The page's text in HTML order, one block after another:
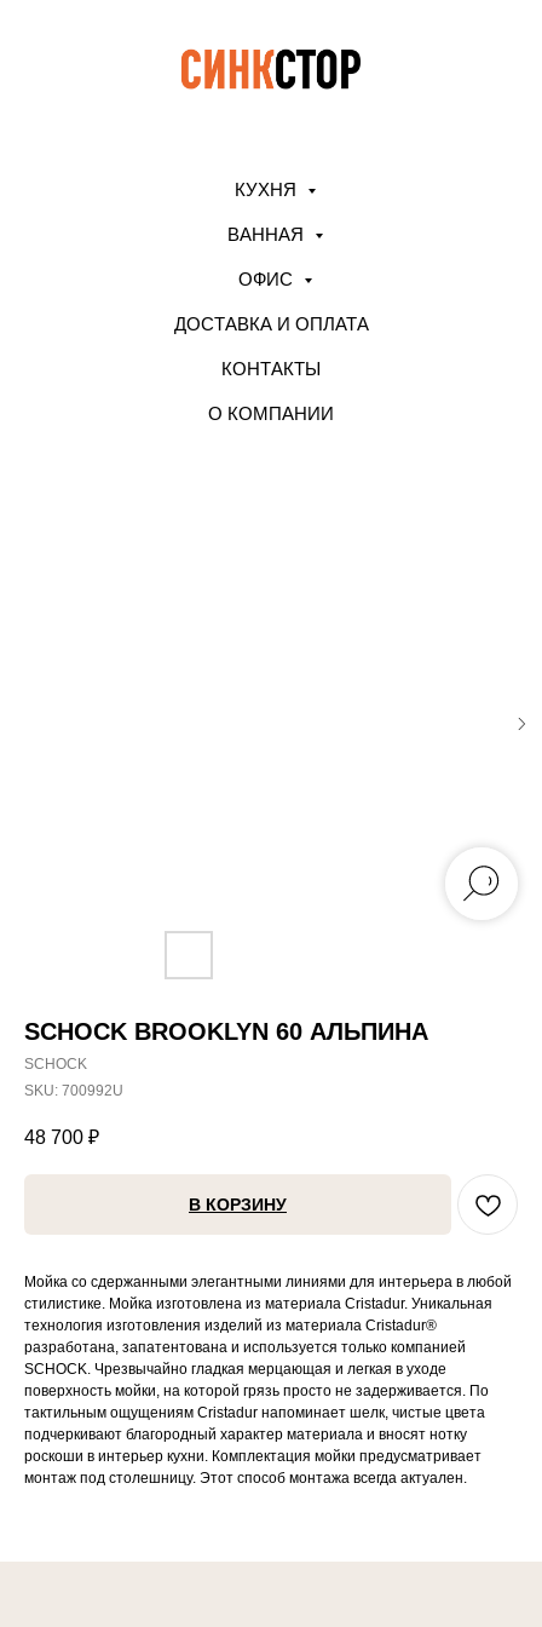
КУХНЯ
ВАННАЯ
ОФИС
ДОСТАВКА И ОПЛАТА
КОНТАКТЫ
О КОМПАНИИ
SCHOCK BROOKLYN 60 АЛЬПИНА
SCHOCK
SKU: 700992U
48 700 ₽
В КОРЗИНУ
Мойка со сдержанными элегантными линиями для интерьера в любой
стилистике. Мойка изготовлена из материала Cristadur. Уникальная
технология изготовления изделий из материала Cristadur®
разработана, запатентована и используется только компанией
SCHOCK. Чрезвычайно гладкая мерцающая и легкая в уходе
поверхность мойки, на которой грязь просто не задерживается. По
тактильным ощущениям Cristadur напоминает шелк, чистые цвета
подчеркивают благородный характер материала и вносят нотку
роскоши в интерьер кухни. Комплектация мойки предусматривает
монтаж под столешницу. Этот способ монтажа всегда актуален.